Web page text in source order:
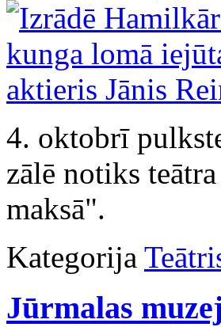
4. oktobrī
zālē notiks
maksā".
Kategorija
Jūrmalas